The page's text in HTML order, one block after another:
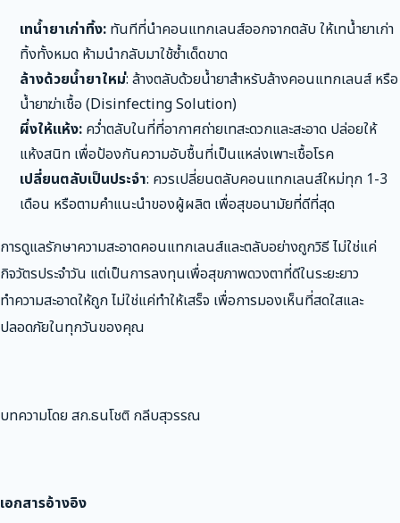
เทน้ำยาเก่าทิ้ง: ทันทีที่นำคอนแทกเลนส์ออกจากตลับ ให้เทน้ำยาเก่า
ทิ้งทั้งหมด ห้ามนำกลับมาใช้ซ้ำเด็ดขาด
ล้างด้วยน้ำยาใหม่: ล้างตลับด้วยน้ำยาสำหรับล้างคอนแทกเลนส์ หรือ
น้ำยาฆ่าเชื้อ (Disinfecting Solution)
ผึ่งให้แห้ง: คว่ำตลับในที่ที่อากาศถ่ายเทสะดวกและสะอาด ปล่อยให้
แห้งสนิท เพื่อป้องกันความอับชื้นที่เป็นแหล่งเพาะเชื้อโรค
เปลี่ยนตลับเป็นประจำ: ควรเปลี่ยนตลับคอนแทกเลนส์ใหม่ทุก 1-3
เดือน หรือตามคำแนะนำของผู้ผลิต เพื่อสุขอนามัยที่ดีที่สุด
การดูแลรักษาความสะอาดคอนแทกเลนส์และตลับอย่างถูกวิธี ไม่ใช่แค่
กิจวัตรประจำวัน แต่เป็นการลงทุนเพื่อสุขภาพดวงตาที่ดีในระยะยาว
ทำความสะอาดให้ถูก ไม่ใช่แค่ทำให้เสร็จ เพื่อการมองเห็นที่สดใสและ
ปลอดภัยในทุกวันของคุณ
บทความโดย สก.ธนโชติ กลีบสุวรรณ
เอกสารอ้างอิง